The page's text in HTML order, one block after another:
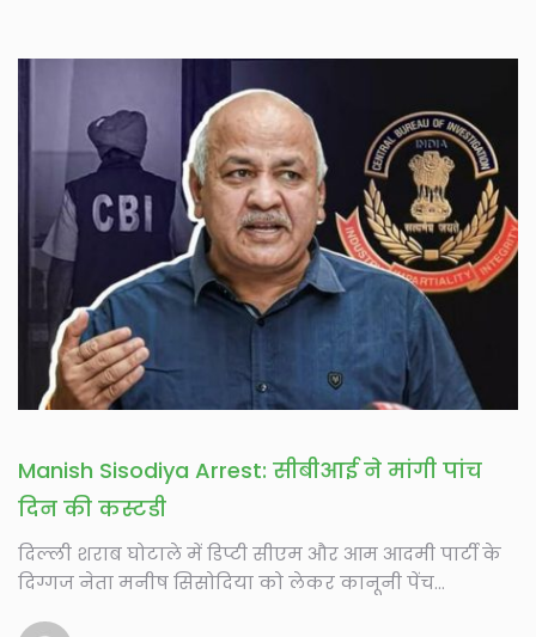
Manish Sisodiya Arrest: सीबीआई ने मांगी पांच
दिन की कस्टडी
दिल्ली शराब घोटाले में डिप्टी सीएम और आम आदमी पार्टी के
दिग्गज नेता मनीष सिसोदिया को लेकर कानूनी पेंच...